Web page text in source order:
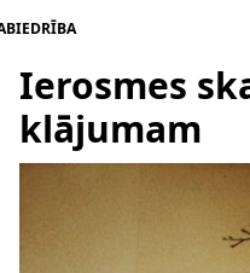
Ierosmes
klājumam